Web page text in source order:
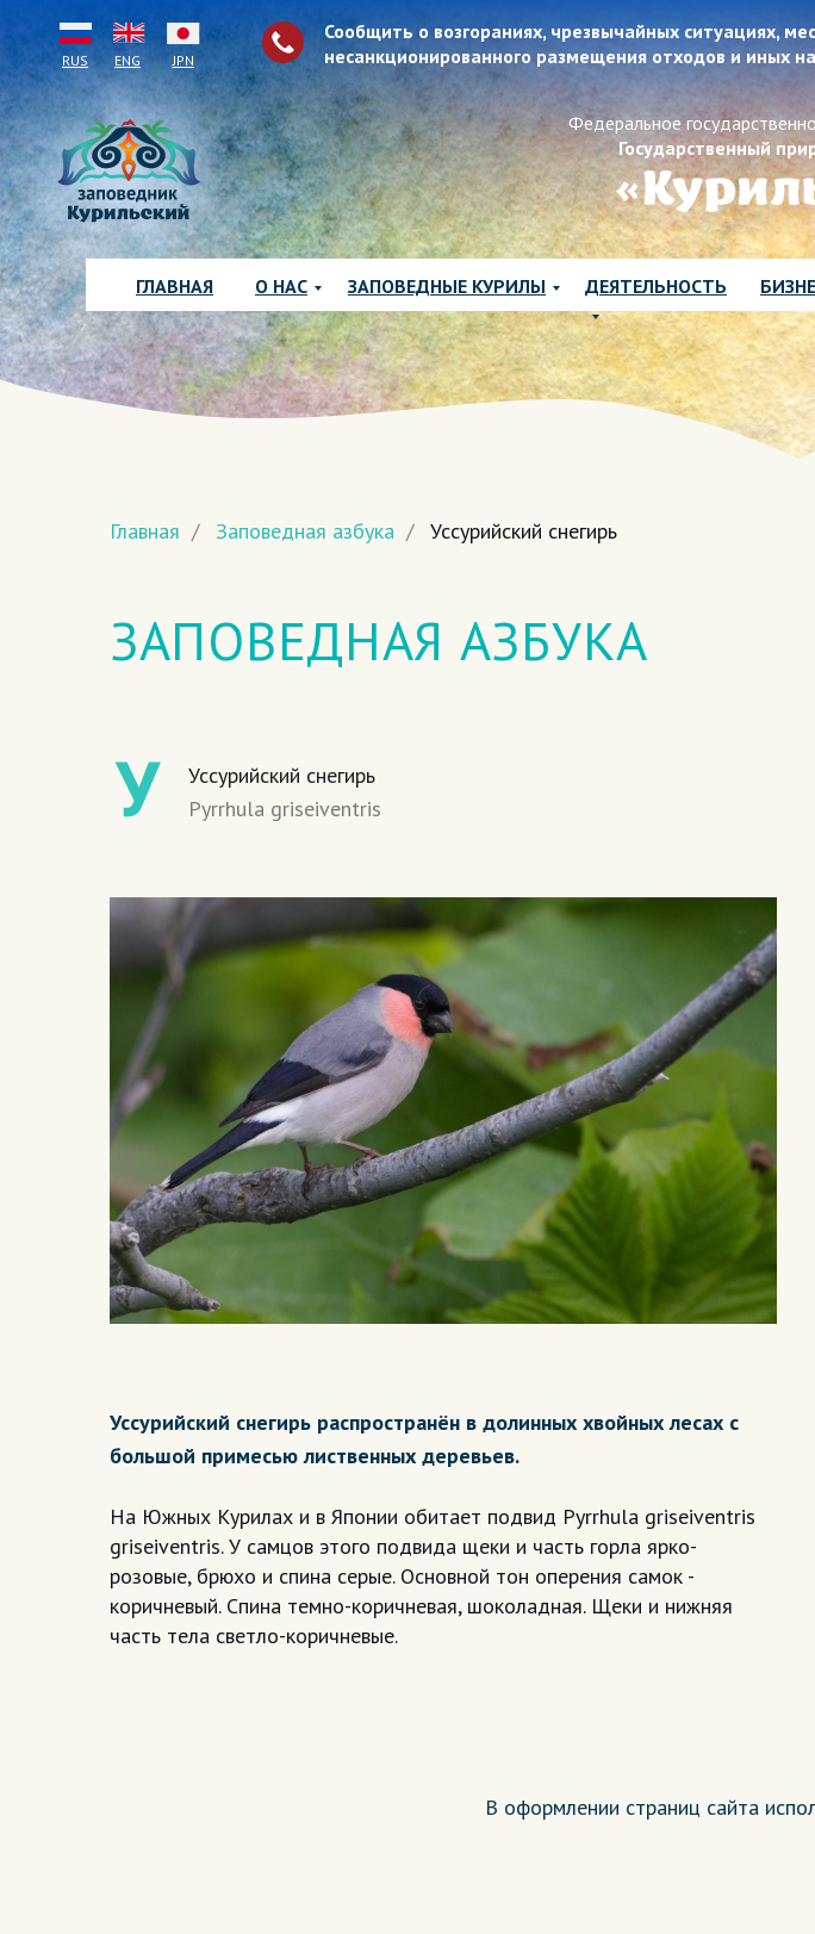
Федеральное
Государственный
RUS ENG JPN
ГЛАВНАЯ О НАС ЗАПОВЕДНЫЕ КУРИЛЫ ДЕЯТЕЛЬНОСТЬ
Сообщить о возгораниях, чрезвычайных ситуациях,
несанкционированного размещения отходов и иных
Главная / Заповедная азбука / Уссурийский снегирь
ЗАПОВЕДНАЯ АЗБУКА
Уссурийский снегирь
Pyrrhula griseiventris
Уссурийский снегирь распространён в долинных хвойных лесах с
большой примесью лиственных деревьев.
На Южных Курилах и в Японии обитает подвид Pyrrhula griseiventris
griseiventris. У самцов этого подвида щеки и часть горла ярко-
розовые, брюхо и спина серые. Основной тон оперения самок -
коричневый. Спина темно-коричневая, шоколадная. Щеки и нижняя
часть тела светло-коричневые.
В оформлении страниц сайта